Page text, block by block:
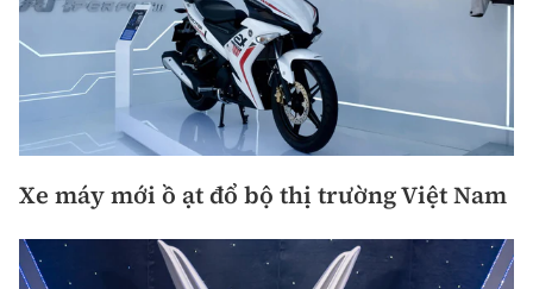
Xe máy mới ồ ạt đổ bộ thị trường Việt Nam